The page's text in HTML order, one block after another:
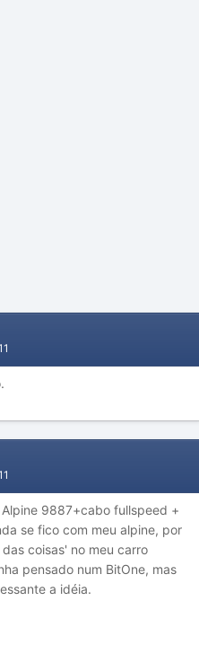
9887+cabo fullspeed +
se fico com meu alpine, por
coisas' no meu carro
pensado num BitOne, mas
a idéia.